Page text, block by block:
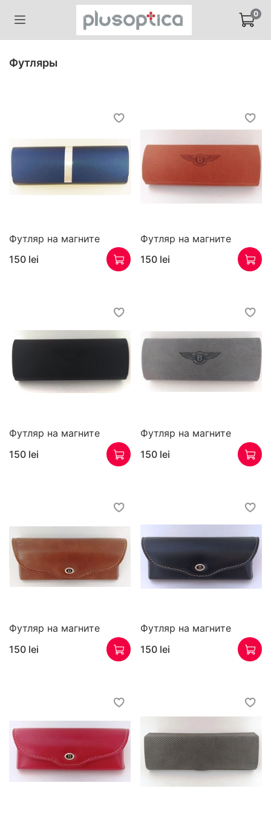
0
Футляры
Футляр на магните
150 lei
Футляр на магните
150 lei
Футляр на магните
150 lei
Футляр на магните
150 lei
Футляр на магните
150 lei
Футляр на магните
150 lei